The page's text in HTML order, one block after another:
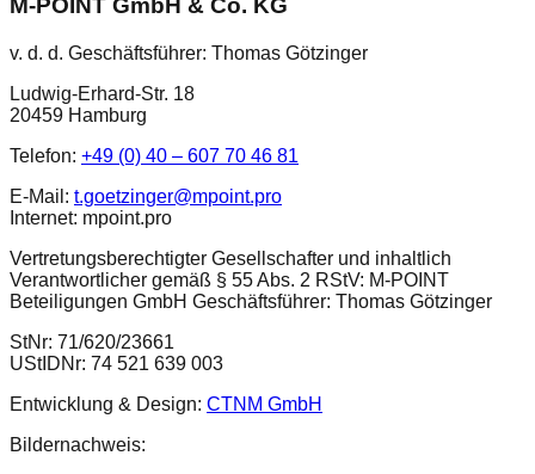
M-POINT GmbH & Co. KG
v. d. d. Geschäftsführer: Thomas Götzinger
Ludwig-Erhard-Str. 18
20459 Hamburg
Telefon: +49 (0) 40 – 607 70 46 81
E-Mail: t.goetzinger@mpoint.pro
Internet: mpoint.pro
Vertretungsberechtigter Gesellschafter und inhaltlich
Verantwortlicher gemäß § 55 Abs. 2 RStV: M-POINT
Beteiligungen GmbH Geschäftsführer: Thomas Götzinger
StNr: 71/620/23661
UStIDNr: 74 521 639 003
Entwicklung & Design: CTNM GmbH
Bildernachweis: